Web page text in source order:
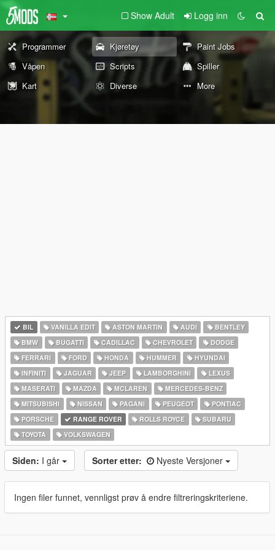
Show Adult Logg inn
Programmer Kjøretøy
Paint Jobs
Våpen
Scripts
Spiller
Kart
Diverse More
BIL VANILLA EDIT ASTON MARTIN AUDI
BENTLEY
BMW
BUGATTI CADILLAC CHEVROLET
DODGE
FERRARI
FORD HONDA HUMMER
HYUNDAI
INFINITI
JAGUAR JEEP LAMBORGHINI
LEXUS
MASERATI
MAZDA MCLAREN
MERCEDES-BENZ
MITSUBISHI
NISSAN PAGANI PEUGEOT
PONTIAC
PORSCHE
RANGE ROVER ROLLS ROYCE
SUBARU
TOYOTA
VOLKSWAGEN
Siden: I går Sorter etter: Nyeste Versjoner
Ingen filer funnet, vennligst prøv å endre filtreringskriteriene.